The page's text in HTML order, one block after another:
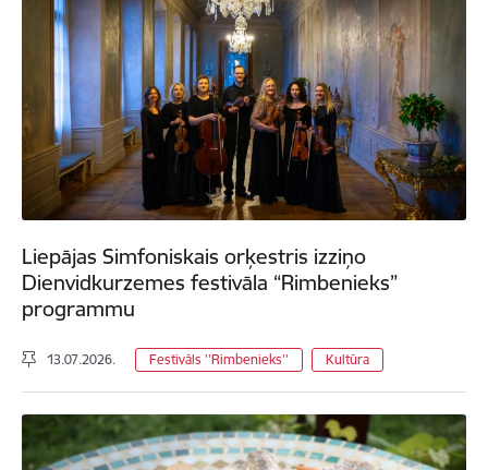
Liepājas Simfoniskais orķestris izziņo
Dienvidkurzemes festivāla “Rimbenieks”
programmu
13.07.2026. Festivāls ''Rimbenieks'' Kultūra